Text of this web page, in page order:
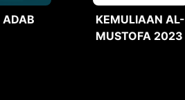
ADAB
KEMULIAAN AL-
MUSTOFA 2023